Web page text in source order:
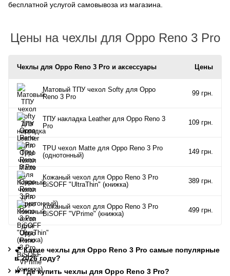
бесплатной услугой самовывоза из магазина.
Цены на чехлы для Oppo Reno 3 Pro
Чехлы для Oppo Reno 3 Pro и аксессуары Цены
Матовый ТПУ чехол Softy для Oppo
Reno 3 Pro
99 грн.
ТПУ накладка Leather для Oppo Reno 3
Pro
109 грн.
TPU чехол Matte для Oppo Reno 3 Pro
(однотонный)
149 грн.
Кожаный чехол для Oppo Reno 3 Pro
BiSOFF "UltraThin" (книжка)
389 грн.
Кожаный чехол для Oppo Reno 3 Pro
BiSOFF "VPrime" (книжка)
499 грн.
💕 Какие чехлы для Oppo Reno 3 Pro самые популярные
в 2026 году?
⏩ Где купить чехлы для Oppo Reno 3 Pro?